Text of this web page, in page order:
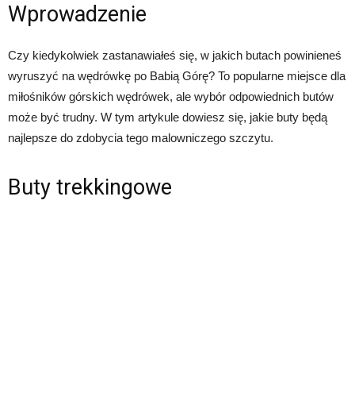
Wprowadzenie
Czy kiedykolwiek zastanawiałeś się, w jakich butach powinieneś
wyruszyć na wędrówkę po Babią Górę? To popularne miejsce dla
miłośników górskich wędrówek, ale wybór odpowiednich butów
może być trudny. W tym artykule dowiesz się, jakie buty będą
najlepsze do zdobycia tego malowniczego szczytu.
Buty trekkingowe